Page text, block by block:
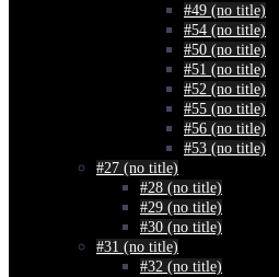
#49 (no title)
#54 (no title)
#50 (no title)
#51 (no title)
#52 (no title)
#55 (no title)
#56 (no title)
#53 (no title)
#27 (no title)
#28 (no title)
#29 (no title)
#30 (no title)
#31 (no title)
#32 (no title)